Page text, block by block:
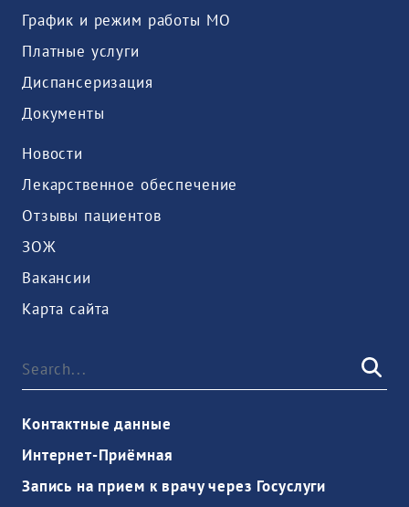
График и режим работы МО
Платные услуги
Диспансеризация
Документы
Новости
Лекарственное обеспечение
Отзывы пациентов
ЗОЖ
Вакансии
Карта сайта
Контактные данные
Интернет-Приёмная
Запись на прием к врачу через Госуслуги